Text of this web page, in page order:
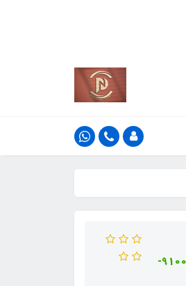
این سایت جهت نمایش محصولات موجود شرکت میباشد لطفا جهت خرید محصول با تلفن:91009545-